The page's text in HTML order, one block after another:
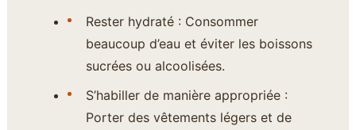
Rester hydraté : Consommer
beaucoup d’eau et éviter les boissons
sucrées ou alcoolisées.
S’habiller de manière appropriée :
Porter des vêtements légers et de